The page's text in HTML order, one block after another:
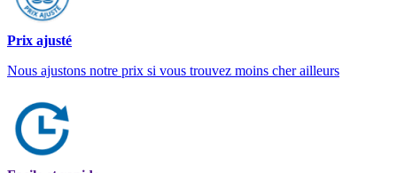
Prix ajusté
Nous ajustons notre prix si vous trouvez moins cher ailleurs